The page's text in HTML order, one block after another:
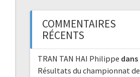
COMMENTAIRES
RÉCENTS
TRAN TAN HAI Philippe dans
Résultats du championnat de